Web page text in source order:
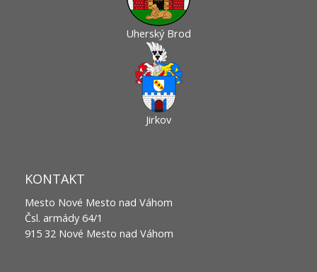
Uherský Brod
Jirkov
KONTAKT
Mesto Nové Mesto nad Váhom
Čsl. armády 64/1
915 32 Nové Mesto nad Váhom